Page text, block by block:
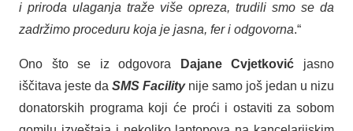
i priroda ulaganja traže više opreza, trudili smo se da
zadržimo proceduru koja je jasna, fer i odgovorna.“
Ono što se iz odgovora Dajane Cvjetković jasno
iščitava jeste da SMS Facilitynije samo još jedan u nizu
donatorskih programa koji će proći i ostaviti za sobom